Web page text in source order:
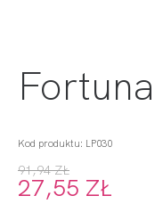
Kod produktu: LP030
91,94 ZŁ
27,55 ZŁ